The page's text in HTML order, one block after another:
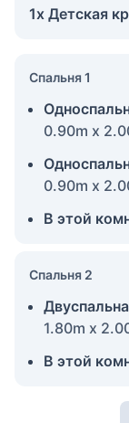
1x Детская
Спальня 1
0.90m x
0.90m x
В этой
Спальня 2
1.80m x
В этой